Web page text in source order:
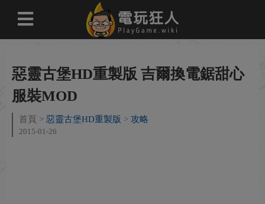
惡靈古堡HD重製版 吉爾換電鋸甜心
服裝MOD
首頁 惡靈古堡HD重製版 攻略
2015-01-26